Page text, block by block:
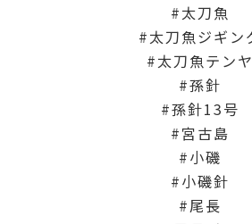
太刀魚
太刀魚ジギン
太刀魚テンヤ
孫針
孫針13号
宮古島
小磯
小磯針
尾長